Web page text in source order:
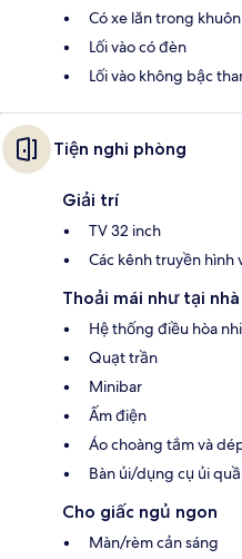
Có xe lăn trong
Lối vào có đèn
Lối vào không bậc
Tiện nghi phòng
Giải trí
TV 32 inch
Các kênh truyền hình
Thoải mái như tại nhà
Hệ thống điều hòa
Quạt trần
Minibar
Ấm điện
Áo choàng tắm và
Bàn ủi/dụng cụ ủi
Cho giấc ngủ ngon
Màn/rèm cản sáng